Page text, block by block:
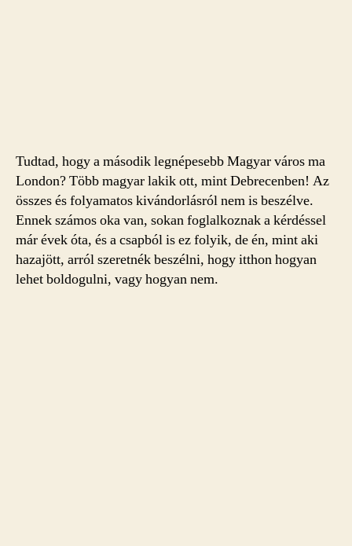
Tudtad, hogy a második legnépesebb Magyar város ma
London? Több magyar lakik ott, mint Debrecenben! Az
összes és folyamatos kivándorlásról nem is beszélve.
Ennek számos oka van, sokan foglalkoznak a kérdéssel
már évek óta, és a csapból is ez folyik, de én, mint aki
hazajött, arról szeretnék beszélni, hogy itthon hogyan
lehet boldogulni, vagy hogyan nem.